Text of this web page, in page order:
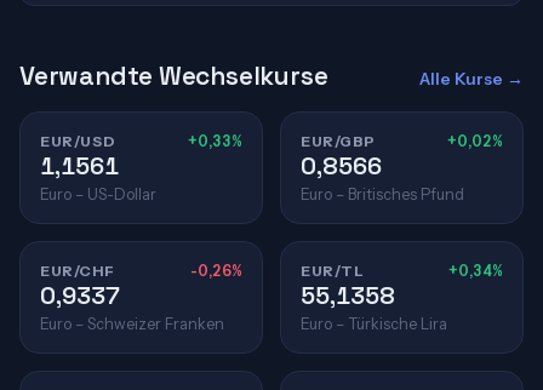
Verwandte Wechselkurse Alle Kurse →
EUR/USD +0,33%
1,1561
Euro – US-Dollar
EUR/GBP +0,02%
0,8566
Euro – Britisches Pfund
EUR/CHF -0,26%
0,9337
Euro – Schweizer Franken
EUR/TL +0,34%
55,1358
Euro – Türkische Lira